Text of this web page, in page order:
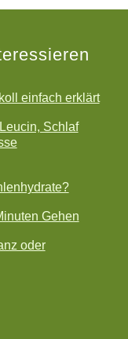
einfach erklärt
Schlaf
Gehen
oder